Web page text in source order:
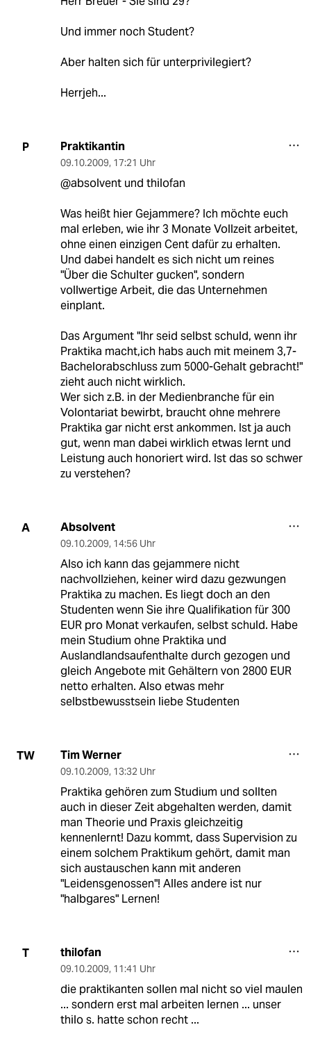
Und immer noch Student?
Aber halten sich für unterprivilegiert?
Herrjeh...
P Praktikantin
09.10.2009, 17:21 Uhr
@absolvent und thilofan
Was heißt hier Gejammere? Ich möchte euch
mal erleben, wie ihr 3 Monate Vollzeit arbeitet,
ohne einen einzigen Cent dafür zu erhalten.
Und dabei handelt es sich nicht um reines
"Über die Schulter gucken", sondern
vollwertige Arbeit, die das Unternehmen
einplant.
Das Argument "Ihr seid selbst schuld, wenn ihr
Praktika macht,ich habs auch mit meinem 3,7-
Bachelorabschluss zum 5000-Gehalt gebracht!"
zieht auch nicht wirklich.
Wer sich z.B. in der Medienbranche für ein
Volontariat bewirbt, braucht ohne mehrere
Praktika gar nicht erst ankommen. Ist ja auch
gut, wenn man dabei wirklich etwas lernt und
Leistung auch honoriert wird. Ist das so schwer
zu verstehen?
A Absolvent
09.10.2009, 14:56 Uhr
Also ich kann das gejammere nicht
nachvollziehen, keiner wird dazu gezwungen
Praktika zu machen. Es liegt doch an den
Studenten wenn Sie ihre Qualifikation für 300
EUR pro Monat verkaufen, selbst schuld. Habe
mein Studium ohne Praktika und
Auslandlandsaufenthalte durch gezogen und
gleich Angebote mit Gehältern von 2800 EUR
netto erhalten. Also etwas mehr
selbstbewusstsein liebe Studenten
TW Tim Werner
09.10.2009, 13:32 Uhr
Praktika gehören zum Studium und sollten
auch in dieser Zeit abgehalten werden, damit
man Theorie und Praxis gleichzeitig
kennenlernt! Dazu kommt, dass Supervision zu
einem solchem Praktikum gehört, damit man
sich austauschen kann mit anderen
"Leidensgenossen"! Alles andere ist nur
"halbgares" Lernen!
T thilofan
09.10.2009, 11:41 Uhr
die praktikanten sollen mal nicht so viel maulen
... sondern erst mal arbeiten lernen ... unser
thilo s. hatte schon recht ...